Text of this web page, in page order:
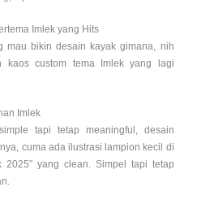
Imlek yang Hits
mau bikin desain kayak gimana, nih
kaos custom tema Imlek yang lagi
Imlek
tapi tetap meaningful, desain
cuma ada ilustrasi lampion kecil di
2025” yang clean. Simpel tapi tetap